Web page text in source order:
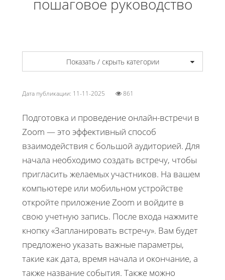
пошаговое руководство
Показать / скрыть категории
Дата публикации: 11-11-2025 861
Подготовка и проведение онлайн-встречи в
Zoom — это эффективный способ
взаимодействия с большой аудиторией. Для
начала необходимо создать встречу, чтобы
пригласить желаемых участников. На вашем
компьютере или мобильном устройстве
откройте приложение Zoom и войдите в
свою учетную запись. После входа нажмите
кнопку «Запланировать встречу». Вам будет
предложено указать важные параметры,
такие как дата, время начала и окончание, а
также название события. Также можно